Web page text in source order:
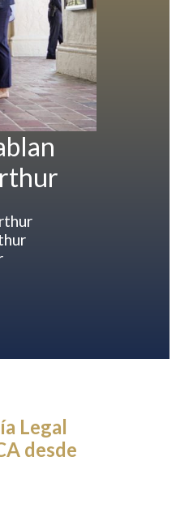
Legal
desde